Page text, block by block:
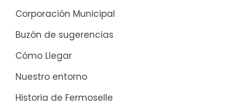
Corporación Municipal
Buzón de sugerencias
Cómo Llegar
Nuestro entorno
Historia de Fermoselle